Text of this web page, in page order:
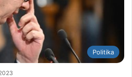
Politika